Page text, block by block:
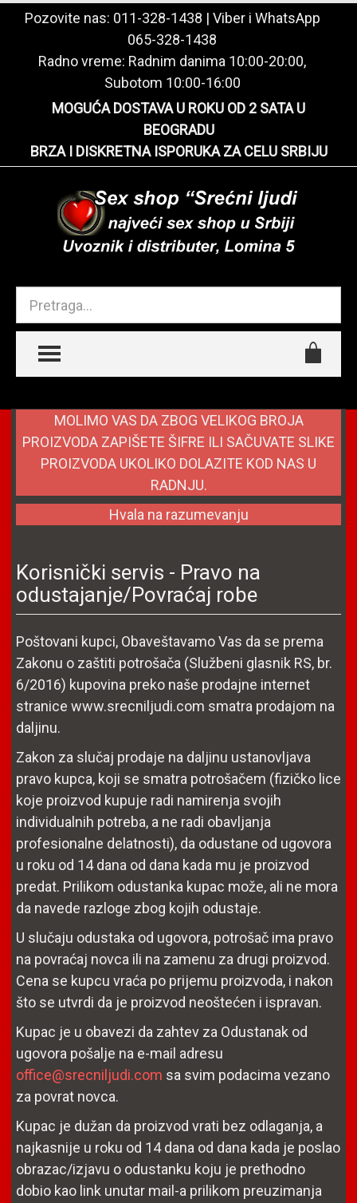
Pozovite nas: 011-328-1438 | Viber i WhatsApp
065-328-1438
Radno vreme: Radnim danima 10:00-20:00,
Subotom 10:00-16:00
MOGUĆA DOSTAVA U ROKU OD 2 SATA U
BEOGRADU
BRZA I DISKRETNA ISPORUKA ZA CELU SRBIJU
TOGGLE MENU
MOLIMO VAS DA ZBOG VELIKOG BROJA
PROIZVODA ZAPIŠETE ŠIFRE ILI SAČUVATE SLIKE
PROIZVODA UKOLIKO DOLAZITE KOD NAS U
RADNJU.
Hvala na razumevanju
Korisnički servis - Pravo na
odustajanje/Povraćaj robe
Poštovani kupci, Obaveštavamo Vas da se prema
Zakonu o zaštiti potrošača (Službeni glasnik RS, br.
6/2016) kupovina preko naše prodajne internet
stranice www.srecniljudi.com smatra prodajom na
daljinu.
Zakon za slučaj prodaje na daljinu ustanovljava
pravo kupca, koji se smatra potrošačem (fizičko lice
koje proizvod kupuje radi namirenja svojih
individualnih potreba, a ne radi obavljanja
profesionalne delatnosti), da odustane od ugovora
u roku od 14 dana od dana kada mu je proizvod
predat. Prilikom odustanka kupac može, ali ne mora
da navede razloge zbog kojih odustaje.
U slučaju odustaka od ugovora, potrošač ima pravo
na povraćaj novca ili na zamenu za drugi proizvod.
Cena se kupcu vraća po prijemu proizvoda, i nakon
što se utvrdi da je proizvod neoštećen i ispravan.
Kupac je u obavezi da zahtev za Odustanak od
ugovora pošalje na e-mail adresu
office@srecniljudi.com sa svim podacima vezano
za povrat novca.
Kupac je dužan da proizvod vrati bez odlaganja, a
najkasnije u roku od 14 dana od dana kada je poslao
obrazac/izjavu o odustanku koju je prethodno
dobio kao link unutar mail-a prilikom preuzimanja